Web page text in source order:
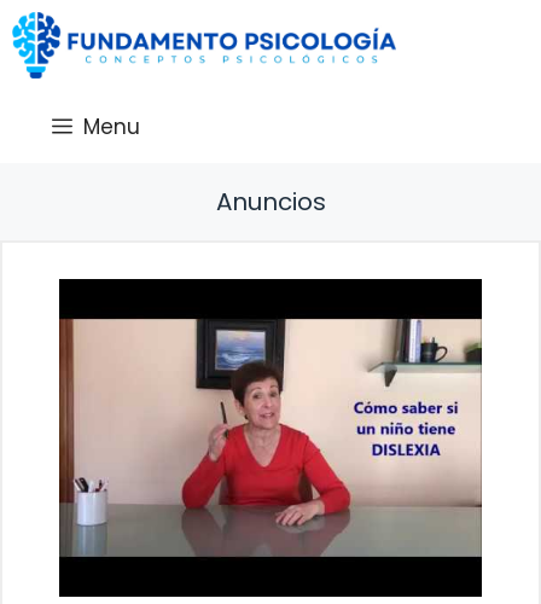
Saltar
al
contenido
Menu
Anuncios